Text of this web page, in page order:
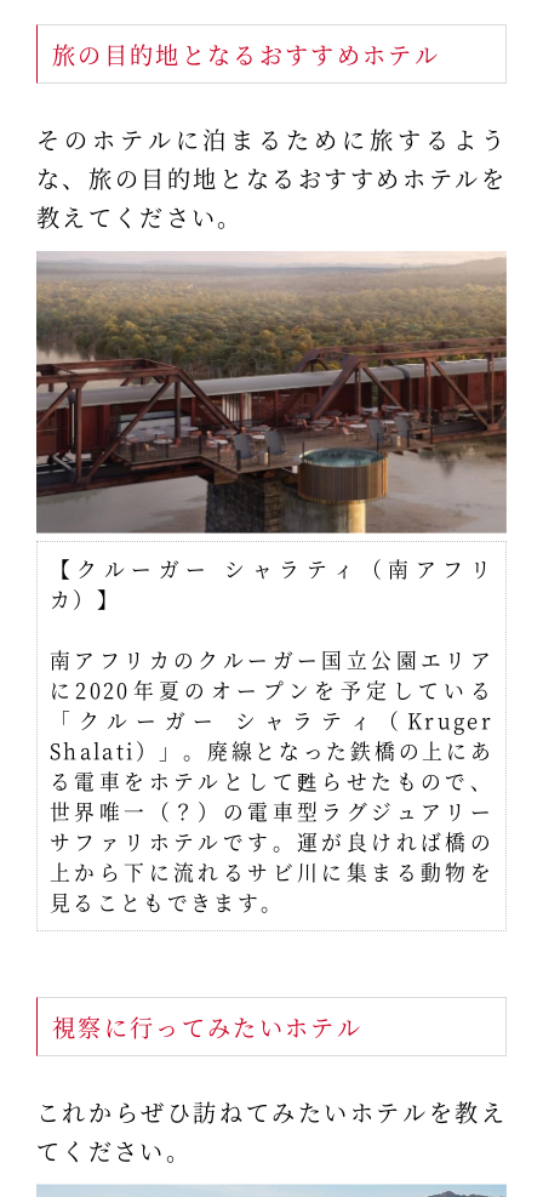
旅の目的地となるおすすめホテル
そのホテルに泊まるために旅するよう
な、旅の目的地となるおすすめホテルを
教えてください。
【クルーガー シャラティ（南アフリ
カ）】
南アフリカのクルーガー国立公園エリア
に2020年夏のオープンを予定している
「クルーガー シャラティ（Kruger
Shalati）」。廃線となった鉄橋の上にあ
る電車をホテルとして甦らせたもので、
世界唯一（？）の電車型ラグジュアリー
サファリホテルです。運が良ければ橋の
上から下に流れるサビ川に集まる動物を
見ることもできます。
視察に行ってみたいホテル
これからぜひ訪ねてみたいホテルを教え
てください。